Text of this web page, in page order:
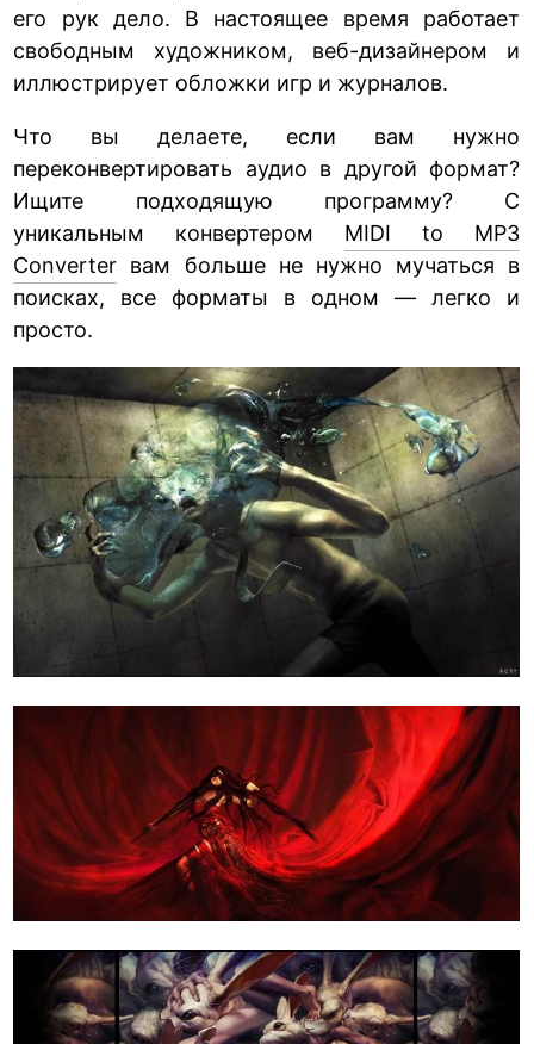
его рук дело. В настоящее время работает
свободным художником, веб-дизайнером и
иллюстрирует обложки игр и журналов.
Что вы делаете, если вам нужно
переконвертировать аудио в другой формат?
Ищите подходящую программу? С
уникальным конвертером MIDI to MP3
Converter вам больше не нужно мучаться в
поисках, все форматы в одном — легко и
просто.